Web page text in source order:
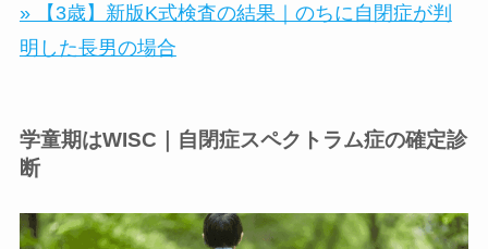
» 【3歳】新版K式検査の結果｜のちに自閉症が判
明した長男の場合
学童期はWISC｜自閉症スペクトラム症の確定診
断